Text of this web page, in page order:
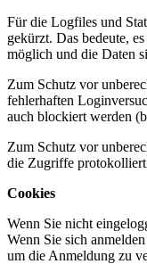
Für die Logfiles und
gekürzt. Das bedeute,
möglich und die Daten
Zum Schutz vor
fehlerhaften
auch blockiert werden
Zum Schutz vor
die Zugriffe protokolliert
Cookies
Wenn Sie nicht
Wenn Sie sich
um die Anmeldung zu